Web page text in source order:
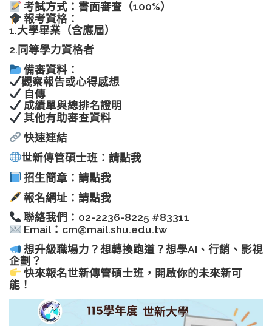
考試方式：書面審查（100%）
報考資格：
1.大學畢業（含應屆）
2.同等學力資格者
備審資料：
觀察報告或心得感想
自傳
成績單與總排名證明
其他有助審查資料
快速連結
世新傳管碩士班： 請點我
招生簡章： 請點我
報名網址： 請點我
聯絡我們：02-2236-8225 #83311
Email：cm@mail.shu.edu.tw
想升級職場力？想轉換跑道？想學AI、行銷、影視
企劃？
快來報名世新傳管碩士班，開啟你的未來新可
能！